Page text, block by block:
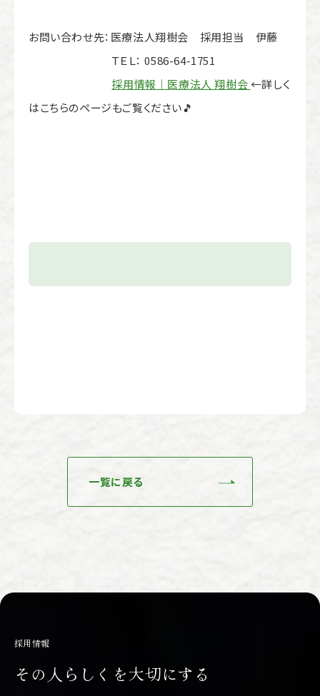
お問い合わせ先：医療法人翔樹会 採用担当 伊藤
ＴＥＬ： 0586-64-1751
採用情報｜医療法人 翔樹会←詳しく
はこちらのページもご覧ください🎵
一覧に戻る
採用情報
その人らしくを大切にする